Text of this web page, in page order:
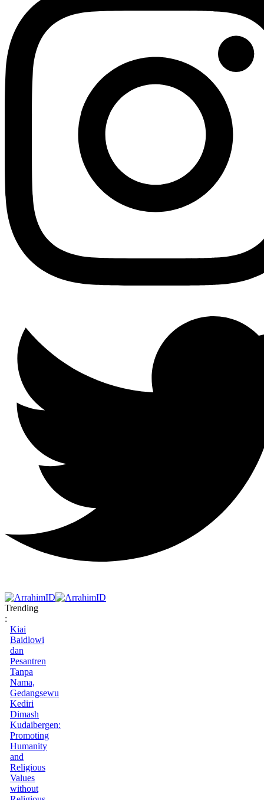
Trending
:
Kiai
Baidlowi
dan
Pesantren
Tanpa
Nama,
Gedangsewu
Kediri
Dimash
Kudaibergen:
Promoting
Humanity
and
Religious
Values
without